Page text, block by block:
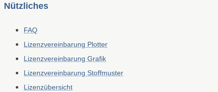
Nützliches
FAQ
Lizenzvereinbarung Plotter
Lizenzvereinbarung Grafik
Lizenzvereinbarung Stoffmuster
Lizenzübersicht